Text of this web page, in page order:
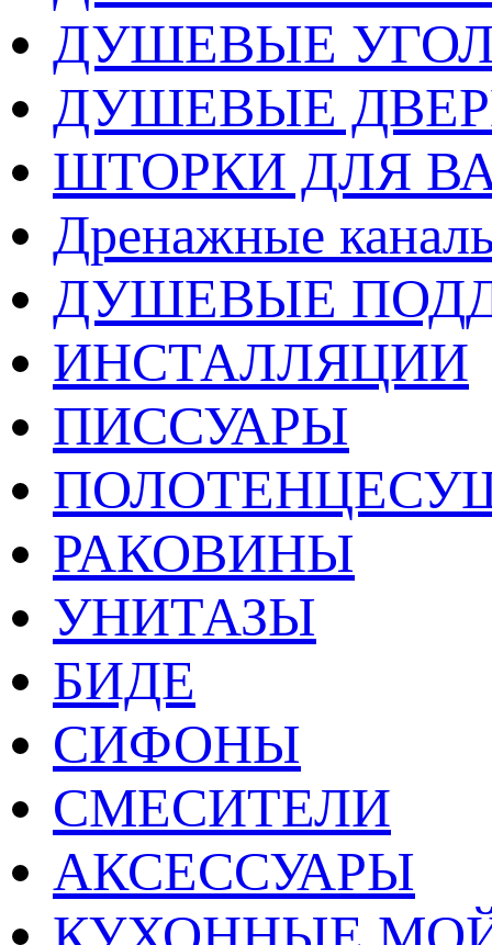
ДУШЕВЫЕ
ДУШЕВЫЕ
ШТОРКИ ДЛЯ
Дренажные
ДУШЕВЫЕ
ИНСТАЛЛЯЦИИ
ПИССУАРЫ
РАКОВИНЫ
УНИТАЗЫ
БИДЕ
СИФОНЫ
СМЕСИТЕЛИ
АКСЕССУАРЫ